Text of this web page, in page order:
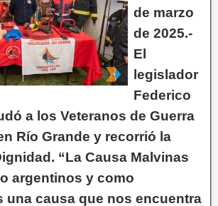
de marzo
de 2025.-
El
legislador
Federico
a los Veteranos de Guerra
Río Grande y recorrió la
“La Causa Malvinas
argentinos y como
una causa que nos encuentra